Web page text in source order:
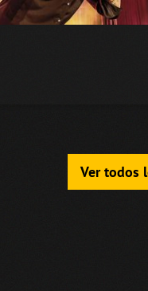
Ver todos